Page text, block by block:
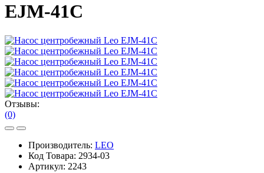
EJM-41C
Отзывы:
(0)
Производитель: LEO
Код Товара: 2934-03
Артикул: 2243